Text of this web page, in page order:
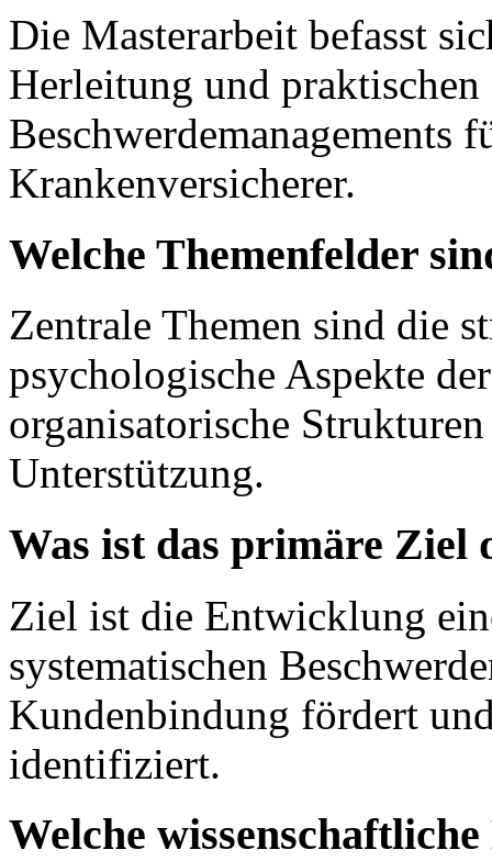
Die Masterarbeit befasst
Herleitung und
Beschwerdemanagements
Krankenversicherer.
Welche Themenfelder
Zentrale Themen sind die
psychologische Aspekte
organisatorische
Unterstützung.
Was ist das primäre Ziel
Ziel ist die Entwicklung
systematischen
Kundenbindung fördert
identifiziert.
Welche